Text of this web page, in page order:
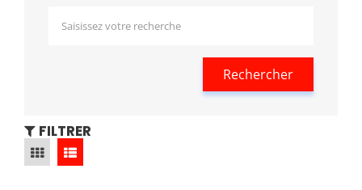
Rechercher
FILTRER